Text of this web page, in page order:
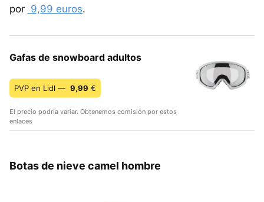
por 9,99 euros.
Gafas de snowboard adultos
PVP en Lidl — 9,99 €
El precio podría variar. Obtenemos comisión por estos
enlaces
Botas de nieve camel hombre